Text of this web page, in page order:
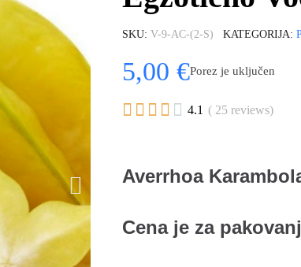
SKU V-9-AC-(2-S) KATEGORIJA
5,00 €Porez je uključen
     4.1 ( 25 reviews)
Averrhoa
Cena je za